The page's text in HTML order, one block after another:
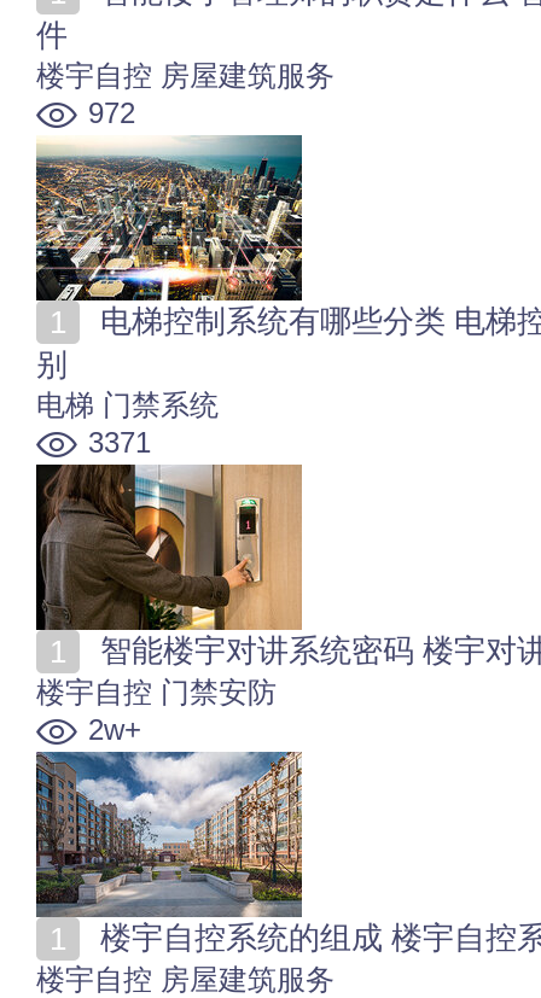
件
楼宇自控 房屋建筑服务
972
别
电梯 门禁系统
3371
智能楼宇对讲系统密码 楼宇对
楼宇自控 门禁安防
2w+
楼宇自控系统的组成 楼宇自控
楼宇自控 房屋建筑服务